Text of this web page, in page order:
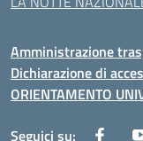
Amministrazione
Dichiarazione di
ORIENTAMENTO
Seguici su: